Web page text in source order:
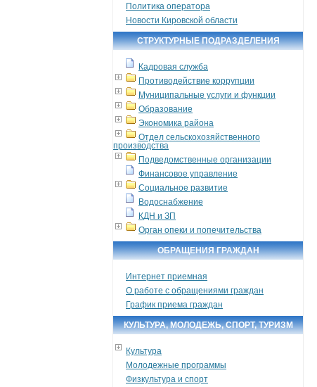
Политика оператора
Новости Кировской области
СТРУКТУРНЫЕ ПОДРАЗДЕЛЕНИЯ
Кадровая служба
Противодействие коррупции
Муниципальные услуги и функции
Образование
Экономика района
Отдел сельскохозяйственного
производства
Подведомственные организации
Финансовое управление
Социальное развитие
Водоснабжение
КДН и ЗП
Орган опеки и попечительства
ОБРАЩЕНИЯ ГРАЖДАН
Интернет приемная
О работе с обращениями граждан
График приема граждан
КУЛЬТУРА, МОЛОДЕЖЬ, СПОРТ, ТУРИЗМ
Культура
Молодежные программы
Физкультура и спорт